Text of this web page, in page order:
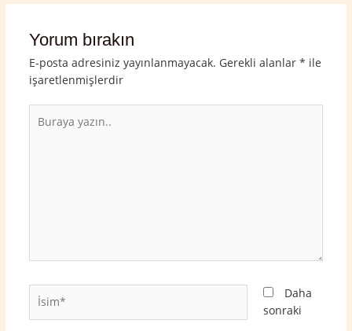
Yorum bırakın
E-posta adresiniz yayınlanmayacak. Gerekli alanlar * ile
işaretlenmişlerdir
yazın..
İsim*
Daha
sonraki